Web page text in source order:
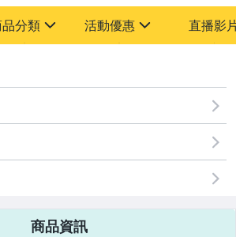
分類 活動優惠 直播影
商品資訊